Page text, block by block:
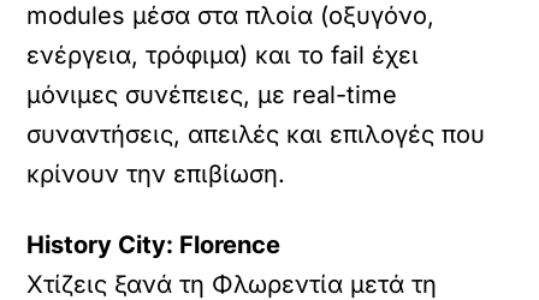
modules μέσα στα πλοία (οξυγόνο,
ενέργεια, τρόφιμα) και το fail έχει
μόνιμες συνέπειες, με real-time
συναντήσεις, απειλές και επιλογές που
κρίνουν την επιβίωση.
History City: Florence
Χτίζεις ξανά τη Φλωρεντία μετά τη